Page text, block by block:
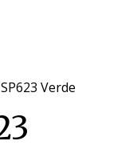
Verde